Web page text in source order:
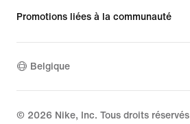
Promotions liées à la communauté
Belgique
© 2026 Nike, Inc. Tous droits réservés